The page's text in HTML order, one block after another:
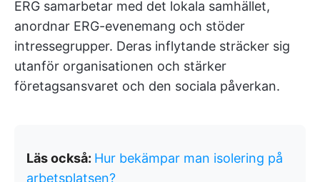
ERG samarbetar med det lokala samhället,
anordnar ERG-evenemang och stöder
intressegrupper. Deras inflytande sträcker sig
utanför organisationen och stärker
företagsansvaret och den sociala påverkan.
Läs också: Hur bekämpar man isolering på
arbetsplatsen?